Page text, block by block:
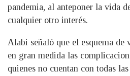
pandemia, al anteponer la vida
cualquier otro interés.
Alabi señaló que el esquema de
en gran medida las
quienes no cuentan con todas